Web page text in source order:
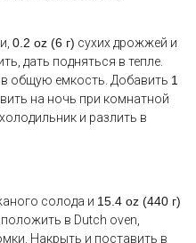
0.2 oz (6 г) сухих дрожжей и
дать подняться в тепле.
общую емкость. Добавить 1
на ночь при комнатной
и разлить в
солода и 15.4 oz (440 г)
в Dutch oven,
Накрыть и поставить в